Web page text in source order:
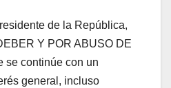
de la República,
Y POR ABUSO DE
se continúe con un
general, incluso